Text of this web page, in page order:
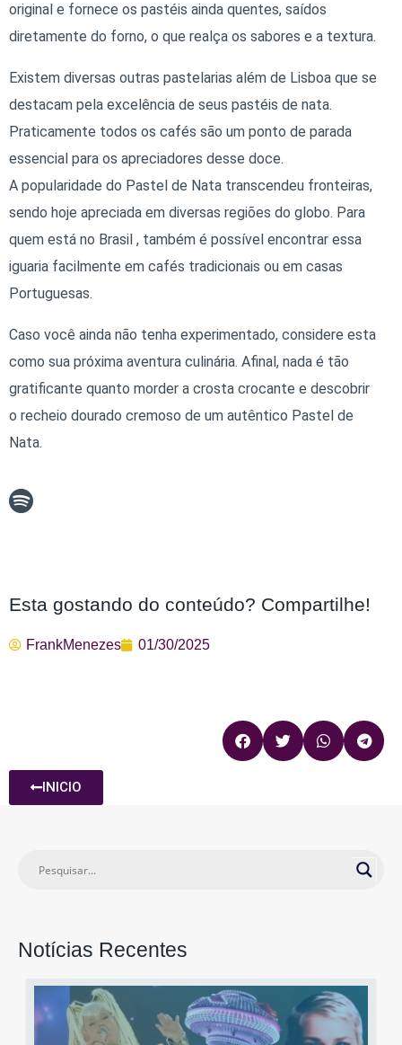
original e fornece os pastéis ainda quentes, saídos
diretamente do forno, o que realça os sabores e a textura.
Existem diversas outras pastelarias além de Lisboa que se
destacam pela excelência de seus pastéis de nata.
Praticamente todos os cafés são um ponto de parada
essencial para os apreciadores desse doce.
A popularidade do Pastel de Nata transcendeu fronteiras,
sendo hoje apreciada em diversas regiões do globo. Para
quem está no Brasil , também é possível encontrar essa
iguaria facilmente em cafés tradicionais ou em casas
Portuguesas.
Caso você ainda não tenha experimentado, considere esta
como sua próxima aventura culinária. Afinal, nada é tão
gratificante quanto morder a crosta crocante e descobrir
o recheio dourado cremoso de um autêntico Pastel de
Nata.
Esta gostando do conteúdo? Compartilhe!
FrankMenezes 01/30/2025
INICIO
Notícias Recentes